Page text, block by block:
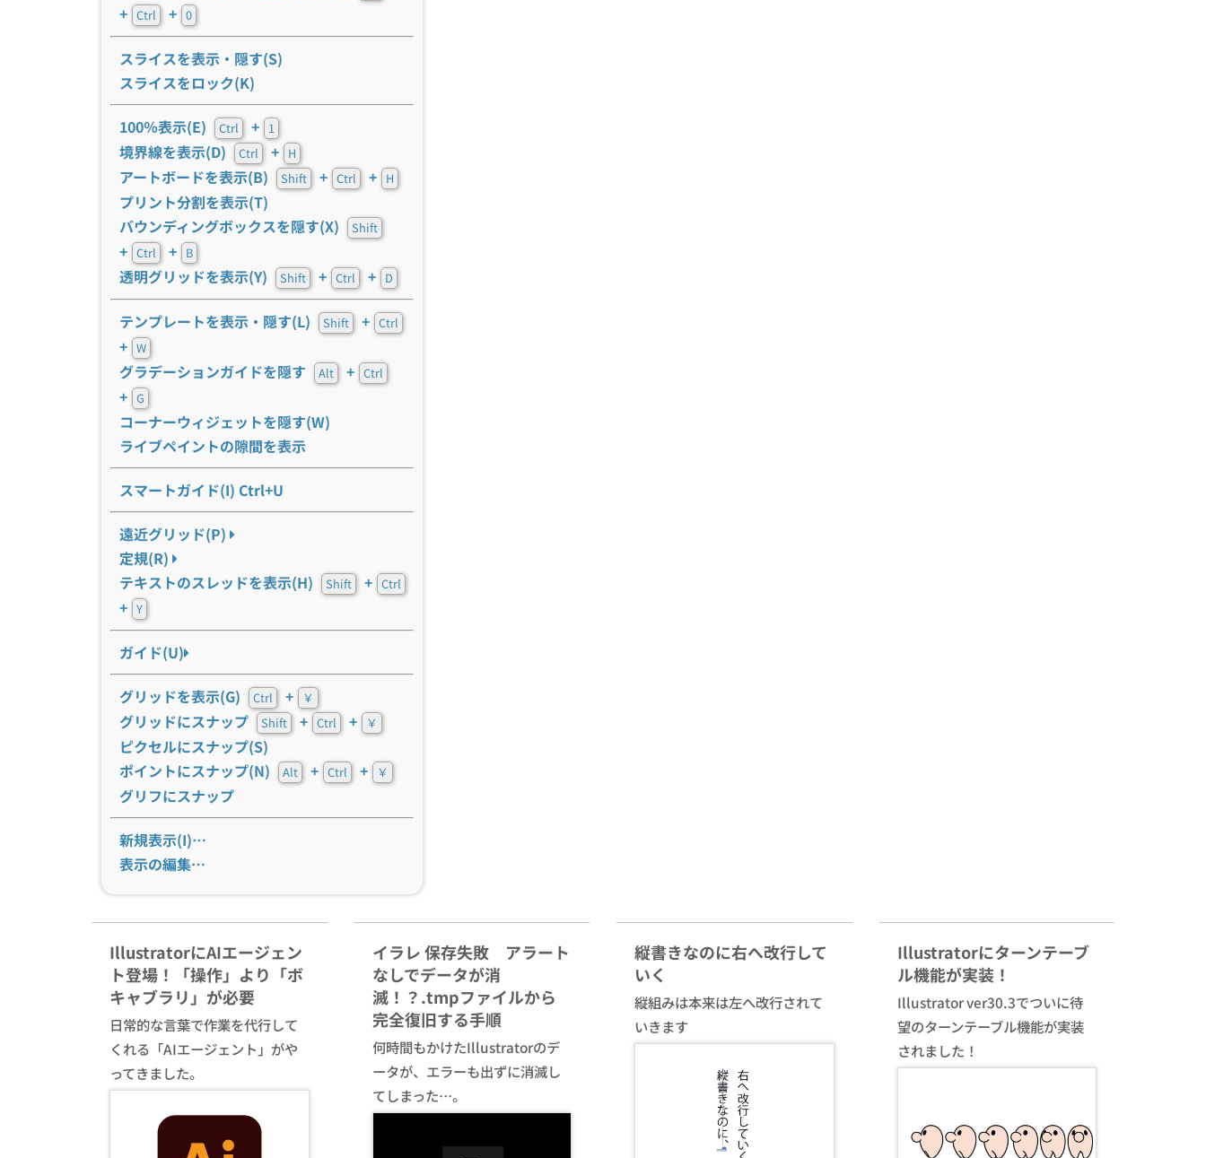
+ Ctrl + 0
スライスを表示・隠す(S)
スライスをロック(K)
100％表示(E) Ctrl + 1
境界線を表示(D) Ctrl + H
アートボードを表示(B) Shift + Ctrl + H
プリント分割を表示(T)
バウンディングボックスを隠す(X)
Shift
+ Ctrl + B
透明グリッドを表示(Y) Shift + Ctrl + D
テンプレートを表示・隠す(L) Shift + Ctrl
+ W
グラデーションガイドを隠す Alt + Ctrl
+ G
コーナーウィジェットを隠す(W)
ライブペイントの隙間を表示
スマートガイド(I) Ctrl+U
遠近グリッド(P)
定規(R)
テキストのスレッドを表示(H)
Shift + Ctrl
+ Y
ガイド(U)
グリッドを表示(G) Ctrl + ￥
グリッドにスナップ Shift + Ctrl + ￥
ピクセルにスナップ(S)
ポイントにスナップ(N)
Alt + Ctrl + ￥
グリフにスナップ
新規表示(I)…
表示の編集…
IllustratorにAIエージェン
ト登場！「操作」より「ボ
キャブラリ」が必要
日常的な言葉で作業を代行して
くれる「AIエージェント」がや
ってきました。
イラレ 保存失敗 アラート
なしでデータが消
滅！？.tmpファイルから
完全復旧する手順
何時間もかけたIllustratorのデ
ータが、エラーも出ずに消滅し
てしまった…。
縦書きなのに右へ改行して
いく
縦組みは本来は左へ改行されて
いきます
Illustratorにターンテーブ
ル機能が実装！
Illustrator ver30.3でついに待
望のターンテーブル機能が実装
されました！